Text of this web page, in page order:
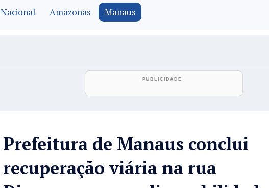
Nacional Amazonas Manaus
Prefeitura de Manaus conclui
recuperação viária na rua